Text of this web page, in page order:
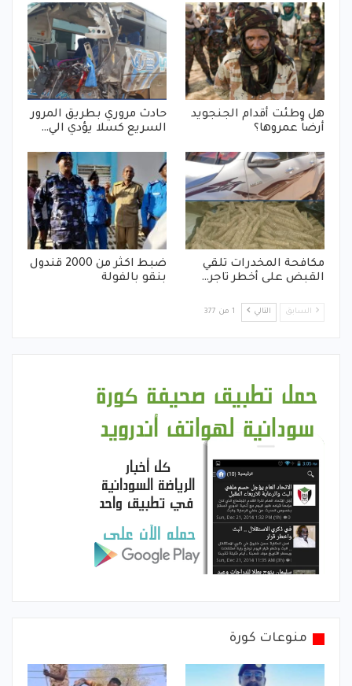
هل وطئت أقدام الجنجويد
أرضاً عمروها؟
حادث مروري بطريق المرور
السريع كسلا يؤدي الي…
مكافحة المخدرات تلقي
القبض على أخطر تاجر…
ضبط اكثر من 2000 قندول
بنقو بالفولة
السابق التالي 1 من 377
منوعات كورة